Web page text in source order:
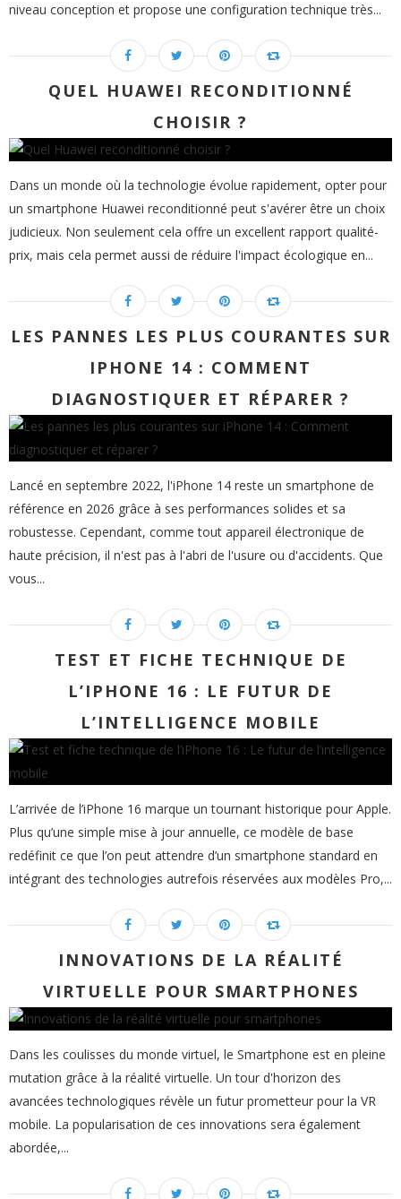
niveau conception et propose une configuration technique très...
QUEL HUAWEI RECONDITIONNÉ
CHOISIR ?
Dans un monde où la technologie évolue rapidement, opter pour
un smartphone Huawei reconditionné peut s'avérer être un choix
judicieux. Non seulement cela offre un excellent rapport qualité-
prix, mais cela permet aussi de réduire l'impact écologique en...
LES PANNES LES PLUS COURANTES SUR
IPHONE 14 : COMMENT
DIAGNOSTIQUER ET RÉPARER ?
Lancé en septembre 2022, l'iPhone 14 reste un smartphone de
référence en 2026 grâce à ses performances solides et sa
robustesse. Cependant, comme tout appareil électronique de
haute précision, il n'est pas à l'abri de l'usure ou d'accidents. Que
vous...
TEST ET FICHE TECHNIQUE DE
L’IPHONE 16 : LE FUTUR DE
L’INTELLIGENCE MOBILE
L’arrivée de l’iPhone 16 marque un tournant historique pour Apple.
Plus qu’une simple mise à jour annuelle, ce modèle de base
redéfinit ce que l’on peut attendre d’un smartphone standard en
intégrant des technologies autrefois réservées aux modèles Pro,...
INNOVATIONS DE LA RÉALITÉ
VIRTUELLE POUR SMARTPHONES
Dans les coulisses du monde virtuel, le Smartphone est en pleine
mutation grâce à la réalité virtuelle. Un tour d'horizon des
avancées technologiques révèle un futur prometteur pour la VR
mobile. La popularisation de ces innovations sera également
abordée,...